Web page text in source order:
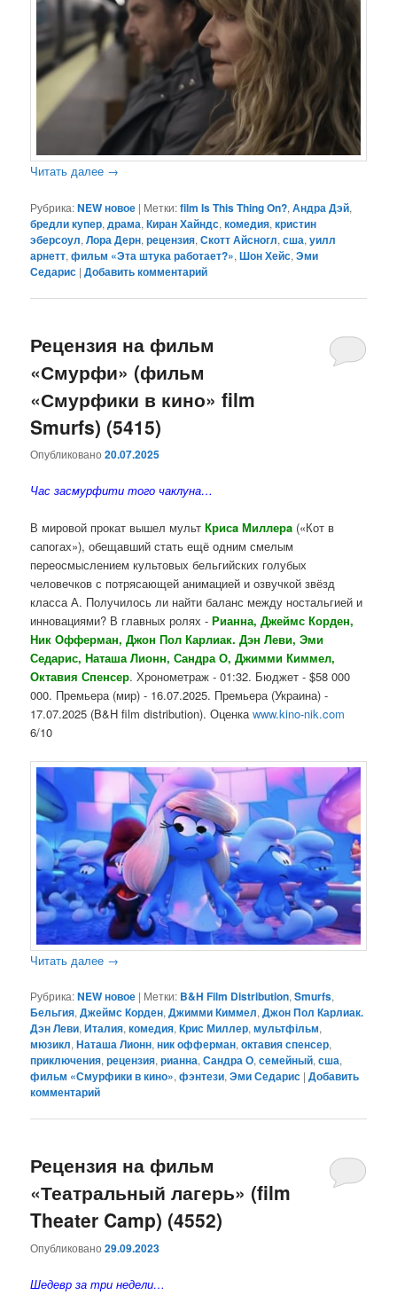
Читать далее →
Рубрика:NEW новое | Метки:film Is This Thing On?,Андра Дэй,
бредли купер,драма,Киран Хайндс,комедия,кристин
эберсоул,Лора Дерн,рецензия,Скотт Айсногл,сша,уилл
арнетт,фильм «Эта штука работает?»,Шон Хейс,Эми
Седарис |Добавить комментарий
Рецензия на фильм
«Смурфи» (фильм
«Смурфики в кино» film
Smurfs) (5415)
Опубликовано20.07.2025
Час засмурфити того чаклуна…
В мировой прокат вышел мультКрисa Миллерa («Кот в
сапогах»), обещавший стать ещё одним смелым
переосмыслением культовых бельгийских голубых
человечков с потрясающей анимацией и озвучкой звёзд
класса А. Получилось ли найти баланс между ностальгией и
инновациями? В главных ролях -Рианна, Джеймс Корден,
Ник Офферман, Джон Пол Карлиак. Дэн Леви, Эми
Седарис, Наташа Лионн, Сандра О, Джимми Киммел,
Октавия Спенсер. Хронометраж - 01:32. Бюджет - $58 000
000. Премьера (мир) - 16.07.2025. Премьера (Украина) -
17.07.2025 (B&H film distribution). Оценкаwww.kino-nik.com
6/10
Читать далее →
Рубрика:NEW новое | Метки: B&H Film Distribution,Smurfs,
Бельгия,Джеймс Корден,Джимми Киммел,Джон Пол Карлиак.
Дэн Леви,Италия,комедия,Крис Миллер,мультфільм,
мюзикл,Наташа Лионн,ник офферман,октавия спенсер,
приключения,рецензия,рианна,Сандра О,семейный,сша,
фильм «Смурфики в кино»,фэнтези,Эми Седарис |Добавить
комментарий
Рецензия на фильм
«Театральный лагерь» (film
Theater Camp) (4552)
Опубликовано29.09.2023
Шедевр за три недели…